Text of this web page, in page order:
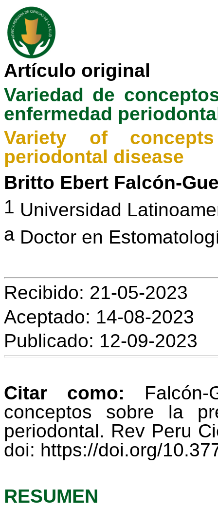
Artículo original
Variedad de
enfermedad
Variety of concepts
periodontal disease
Britto Ebert Falcón-
1 Universidad
a Doctor en
Recibido: 21-05-2023
Aceptado: 14-08-2023
Publicado: 12-09-2023
Citar como: Falcón-
conceptos sobre la
periodontal. Rev Peru
doi: https://doi.org/
RESUMEN